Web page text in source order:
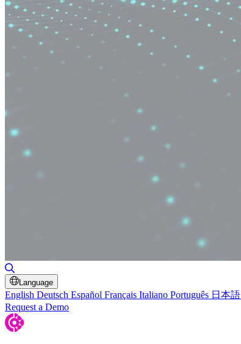
Language
English Deutsch Español Français Italiano Português 日本語
Request a Demo